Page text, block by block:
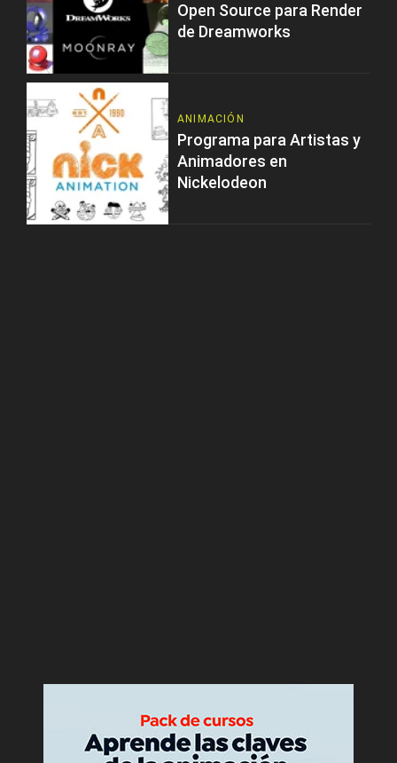
Open Source para Render
de Dreamworks
ANIMACIÓN
Programa para Artistas y
Animadores en
Nickelodeon